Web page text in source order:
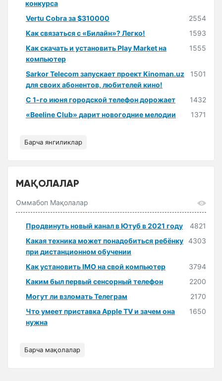
конкурса
Vertu Cobra за $310000
2554
Как связаться с «Билайн»? Легко!
1593
Как скачать и установить Play Market на
компьютер
1555
Sarkor Telecom запускает проект Kinoman.uz
для своих абонентов, любителей кино!
1501
С 1-го июня городской телефон дорожает
1432
«Beeline Club» дарит новогодние мелодии
1371
Барча янгиликлар
МАҚОЛАЛАР
Оммабоп Мақолалар
Продвинуть новый канал в Ютуб в 2021 году
4821
Какая техника может понадобиться ребёнку
при дистанционном обучении
4303
Как установить IMO на свой компьютер
3794
Каким был первый сенсорный телефон
2200
Могут ли взломать Телеграм
2170
Что умеет приставка Apple TV и зачем она
нужна
1650
Барча мақолалар